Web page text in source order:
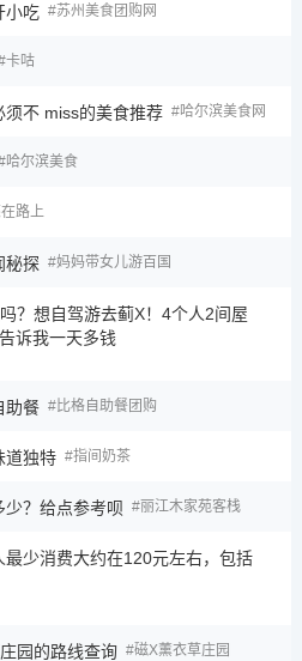
小吃 苏州美食团购网
卡咕
须不 miss的美食推荐 哈尔滨美食网
哈尔滨美食
路上
秘探 妈妈带女儿游百国
？想自驾游去蓟X！4个人2间屋
诉我一天多钱
助餐 比格自助餐团购
道独特 指间奶茶
？给点参考呗 丽江木家苑客栈
少消费大约在120元左右，包括
园的路线查询 磁X薰衣草庄园